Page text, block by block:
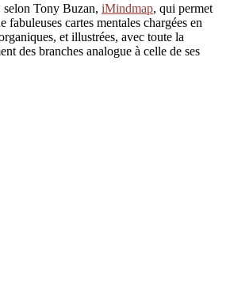
Tony Buzan, iMindmap, qui permet
fabuleuses cartes mentales chargées en
et illustrées, avec toute la
des branches analogue à celle de ses